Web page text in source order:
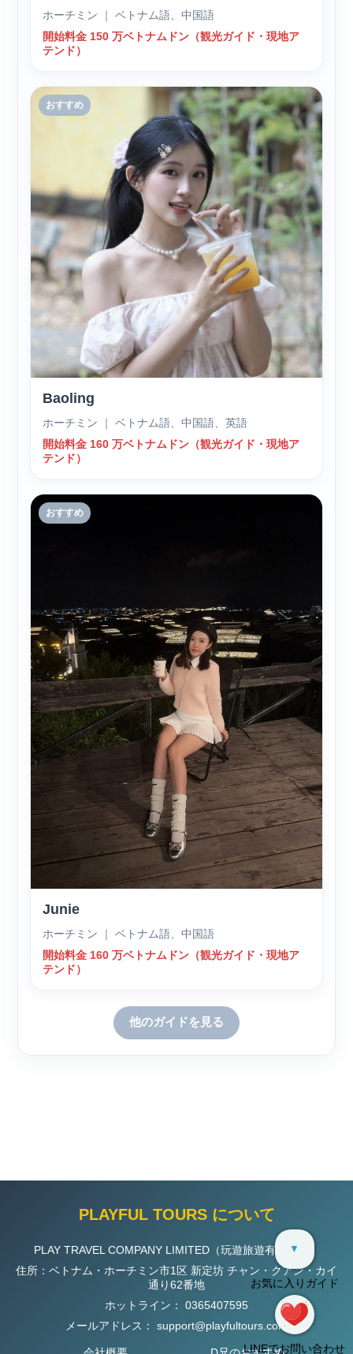
ホーチミン ｜ ベトナム語、中国語
開始料金 150 万ベトナムドン（観光ガイド・現地ア
テンド）
おすすめ
Baoling
ホーチミン ｜ ベトナム語、中国語、英語
開始料金 160 万ベトナムドン（観光ガイド・現地ア
テンド）
おすすめ
Junie
ホーチミン ｜ ベトナム語、中国語
開始料金 160 万ベトナムドン（観光ガイド・現地ア
テンド）
他のガイドを見る
PLAYFUL TOURS について
PLAY TRAVEL COMPANY LIMITED（玩遊旅遊有限公司）
住所：ベトナム・ホーチミン市1区 新定坊 チャン・クアン・カイ
通り62番地
ホットライン： 0365407595
メールアドレス： support@playfultours.com
▼
お気に入りガイド
LINEでお問い合わせ